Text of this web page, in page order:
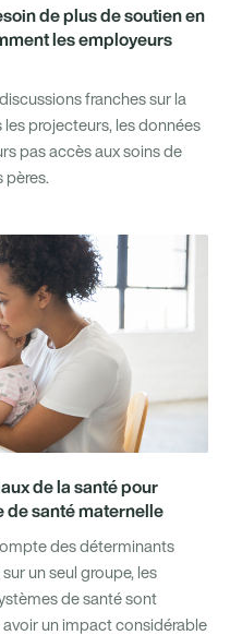
de plus de soutien en
les employeurs
franches sur la
projecteurs, les données
pas accès aux soins de
pères.
de la santé pour
santé maternelle
des déterminants
un seul groupe, les
de santé sont
un impact considérable